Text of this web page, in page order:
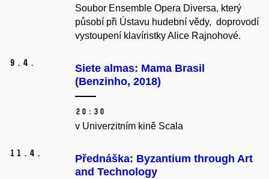
Soubor Ensemble Opera Diversa, který
působí při Ústavu hudební vědy, doprovodí
vystoupení klavíristky Alice Rajnohové.
9. 4.
Siete almas: Mama Brasil
(Benzinho, 2018)
20:30
v Univerzitním kině Scala
11. 4.
Přednáška: Byzantium through Art
and Technology